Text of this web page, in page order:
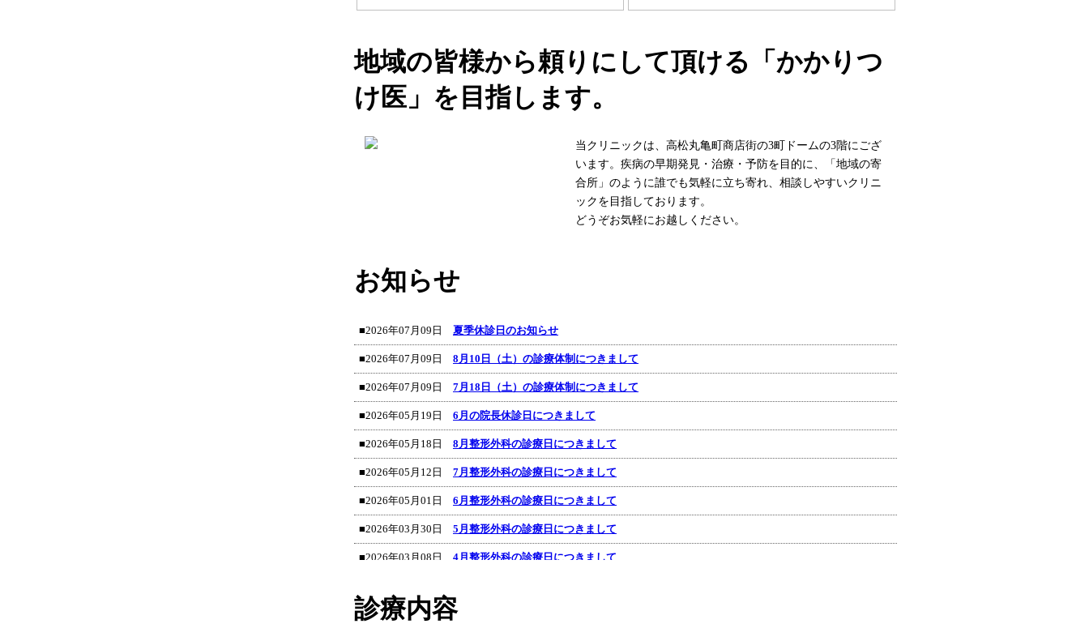
地域の皆様から頼りにして頂ける「かかりつ
け医」を目指します。
当クリニックは、高松丸亀町商店街の3町ドームの3階にござ
います。疾病の早期発見・治療・予防を目的に、「地域の寄
合所」のように誰でも気軽に立ち寄れ、相談しやすいクリニ
ックを目指しております。
どうぞお気軽にお越しください。
お知らせ
■2026年07月09日 夏季休診日のお知らせ
■2026年07月09日 8月10日（土）の診療体制につきまして
■2026年07月09日 7月18日（土）の診療体制につきまして
■2026年05月19日 6月の院長休診日につきまして
■2026年05月18日 8月整形外科の診療日につきまして
■2026年05月12日 7月整形外科の診療日につきまして
■2026年05月01日 6月整形外科の診療日につきまして
■2026年03月30日 5月整形外科の診療日につきまして
■2026年03月08日 4月整形外科の診療日につきまして
■2026年03月08日3月28日（土）・30日（月）の診療体制につきまして
診療内容